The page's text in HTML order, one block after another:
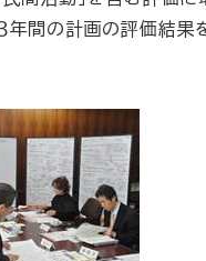
年間の計画の評価結果